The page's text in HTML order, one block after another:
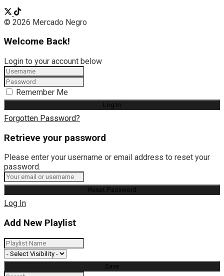
© 2026 Mercado Negro
Welcome Back!
Login to your account below
Remember Me
Forgotten Password?
Retrieve your password
Please enter your username or email address to reset your
password.
Log In
Add New Playlist